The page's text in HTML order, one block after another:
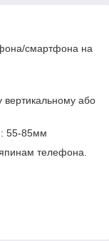
смартфона на
вертикальному або
55-85мм
телефона.